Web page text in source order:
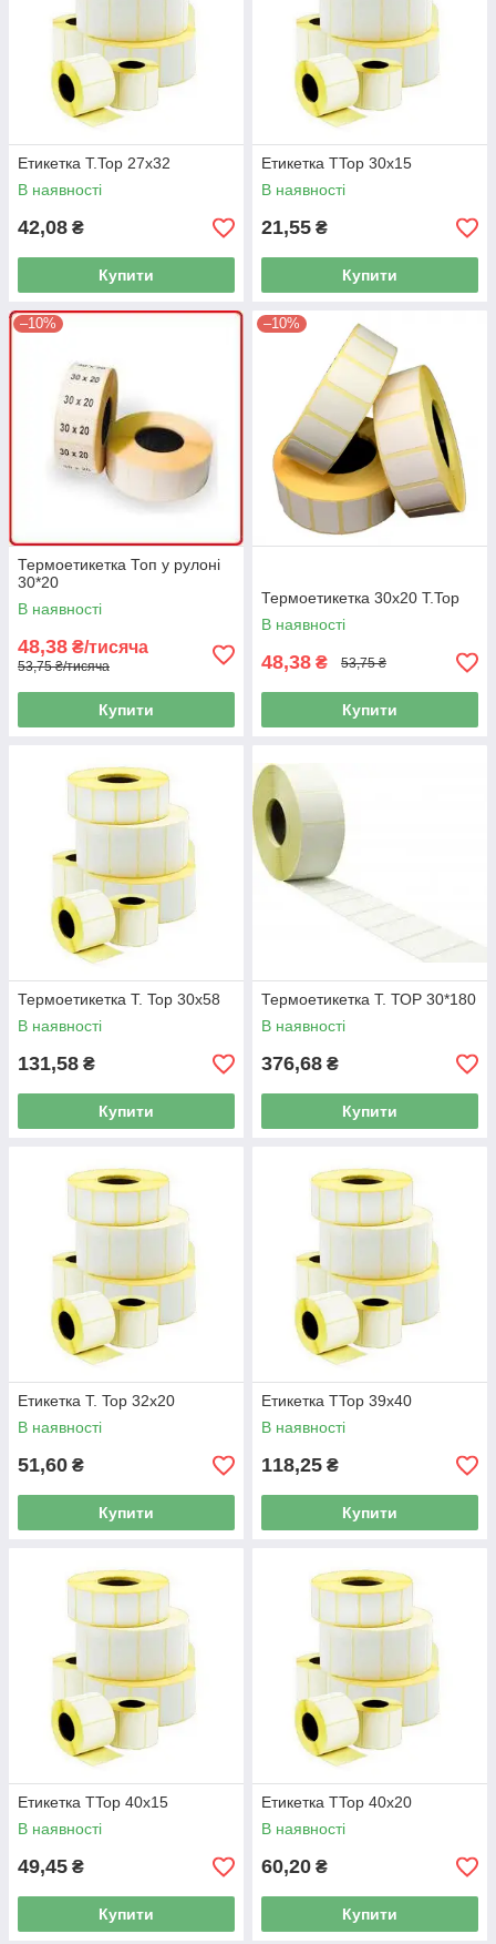
Етикетка T.Top 27x32
В наявності
42,08 ₴
Купити
Етикетка TTop 30x15
В наявності
21,55 ₴
Купити
–10%
Термоетикетка Топ у рулоні
30*20
В наявності
48,38 ₴/тисяча
53,75 ₴/тисяча
Купити
–10%
Термоетикетка 30х20 T.Top
В наявності
48,38 ₴ 53,75 ₴
Купити
Термоетикетка T. Top 30x58
В наявності
131,58 ₴
Купити
Термоетикетка T. ТОР 30*180
В наявності
376,68 ₴
Купити
Етикетка T. Top 32x20
В наявності
51,60 ₴
Купити
Етикетка TTop 39x40
В наявності
118,25 ₴
Купити
Етикетка TTop 40x15
В наявності
49,45 ₴
Купити
Етикетка TTop 40x20
В наявності
60,20 ₴
Купити